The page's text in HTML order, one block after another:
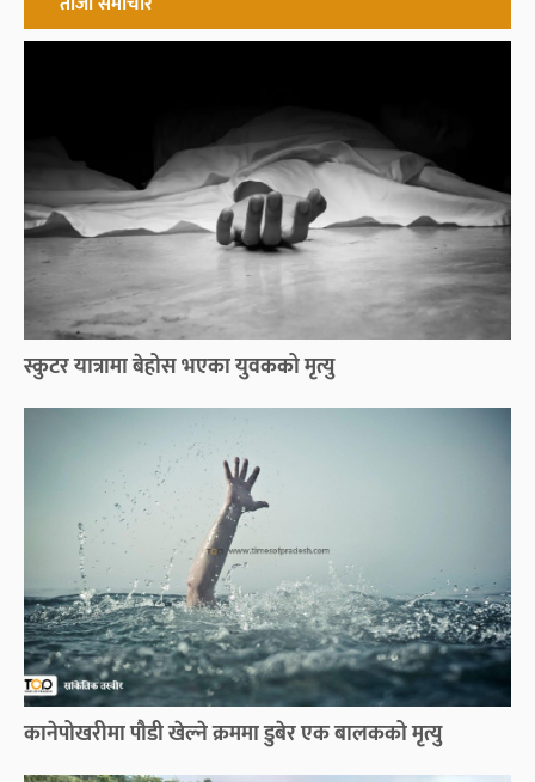
स्कुटर यात्रामा बेहोस भएका युवकको मृत्यु
कानेपोखरीमा पौडी खेल्ने क्रममा डुबेर एक बालकको मृत्यु